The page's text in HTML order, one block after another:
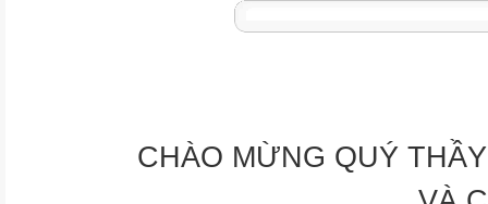
CHÀO MỪNG QUÝ